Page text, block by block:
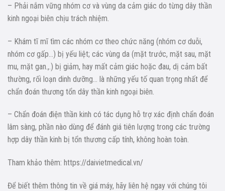
– Phải nắm vững nhóm cơ và vùng da cảm giác do từng dây thần
kinh ngoại biên chịu trách nhiệm.
– Khám tĩ mĩ tìm các nhóm cơ theo chức năng (nhóm cơ duỗi,
nhóm cơ gấp…) bị yếu liệt; các vùng da (mặt trước, mặt sau, mặt
mu, mặt gan.,.) bị giảm, hay mất cảm giác hoặc đau, dị cảm bất
thường, rối loạn dinh dưỡng… là những yếu tố quan trọng nhất để
chẩn đoán thương tổn dây thần kinh ngoại biên.
– Chẩn đoán điện thần kinh có tác dụng hỗ trợ xác định chẩn đoán
lâm sàng, phần nào dùng để đánh giá tiên lượng trong các trường
hợp dây thần kinh bị tổn thương cấp tính, không hoàn toàn.
Tham khảo thêm: https://daivietmedical.vn/
Để biết thêm thông tin về giá máy, hãy liên hệ ngay với chúng tôi